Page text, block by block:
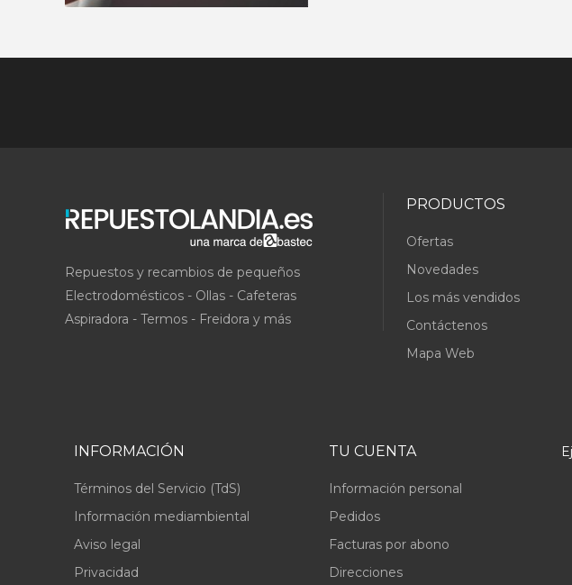
Repuestos y recambios de pequeños
Electrodomésticos - Ollas - Cafeteras
Aspiradora - Termos - Freidora y más
PRODUCTOS
Ofertas
Novedades
Los más vendidos
Contáctenos
Mapa Web
INFORMACIÓN
Términos del Servicio (TdS)
Información mediambiental
Aviso legal
Privacidad
TU CUENTA
Información personal
Pedidos
Facturas por abono
Direcciones